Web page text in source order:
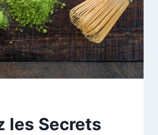
les Secrets